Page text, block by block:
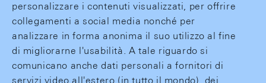
personalizzare i contenuti visualizzati, per offrire
collegamenti a social media nonché per
analizzare in forma anonima il suo utilizzo al fine
di migliorarne l'usabilità. A tale riguardo si
comunicano anche dati personali a fornitori di
servizi video all'estero (in tutto il mondo), dei